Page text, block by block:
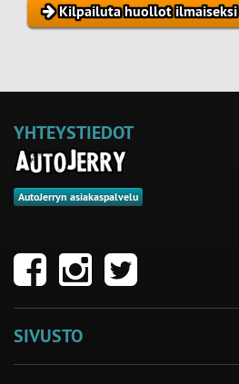
Kilpailuta huollot ilmaiseksi
YHTEYSTIEDOT
AutoJerryn asiakaspalvelu
SIVUSTO